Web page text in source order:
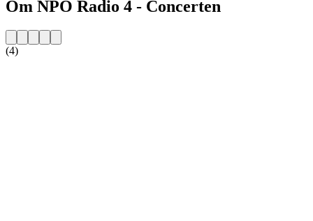
Om NPO Radio 4 - Concerten
(4)